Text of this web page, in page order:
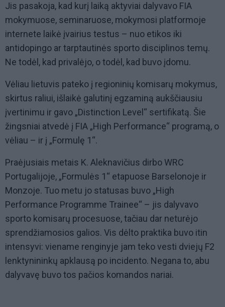
Jis pasakoja, kad kurį laiką aktyviai dalyvavo FIA
mokymuose, seminaruose, mokymosi platformoje
internete laikė įvairius testus – nuo etikos iki
antidopingo ar tarptautinės sporto disciplinos temų.
Ne todėl, kad privalėjo, o todėl, kad buvo įdomu.
Vėliau lietuvis pateko į regioninių komisarų mokymus,
skirtus raliui, išlaikė galutinį egzaminą aukščiausiu
įvertinimu ir gavo „Distinction Level“ sertifikatą. Šie
žingsniai atvedė į FIA „High Performance“ programą, o
vėliau – ir į „Formulę 1“.
Praėjusiais metais K. Aleknavičius dirbo WRC
Portugalijoje, „Formulės 1“ etapuose Barselonoje ir
Monzoje. Tuo metu jo statusas buvo „High
Performance Programme Trainee“ – jis dalyvavo
sporto komisarų procesuose, tačiau dar neturėjo
sprendžiamosios galios. Vis dėlto praktika buvo itin
intensyvi: viename renginyje jam teko vesti dviejų F2
lenktynininkų apklausą po incidento. Negana to, abu
dalyvavę buvo tos pačios komandos nariai.